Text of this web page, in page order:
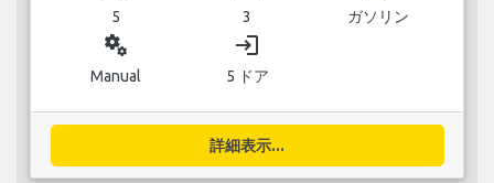
5 3 ガソリン
miscellaneous_services
Manual
login
5 ドア
詳細表示...